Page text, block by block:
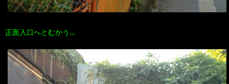
正面入口へとむかう…